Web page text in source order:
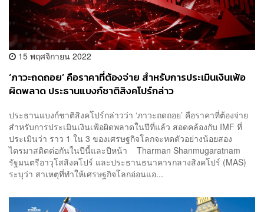
15 พฤศจิกายน 2022
‘ภาวะถดถอย’ คือราคาที่ต้องจ่าย สำหรับการประเมินเงินเฟ้อ
ผิดพลาด ประธานแบงก์ชาติสิงคโปร์กล่าว
ประธานแบงก์ชาติสิงคโปร์กล่าวว่า ‘ภาวะถดถอย’ คือราคาที่ต้องจ่าย
สำหรับการประเมินเงินเฟ้อผิดพลาดในปีที่แล้ว สอดคล้องกับ IMF ที่
ประเมินว่า ราว 1 ใน 3 ของเศรษฐกิจโลกจะหดตัวอย่างน้อยสอง
ไตรมาสติดต่อกันในปีนี้และปีหน้า Tharman Shanmugaratnam
รัฐมนตรีอาวุโสสิงคโปร์ และประธานธนาคารกลางสิงคโปร์ (MAS)
ระบุว่า สาเหตุที่ทำให้เศรษฐกิจโลกอ่อนแอ...